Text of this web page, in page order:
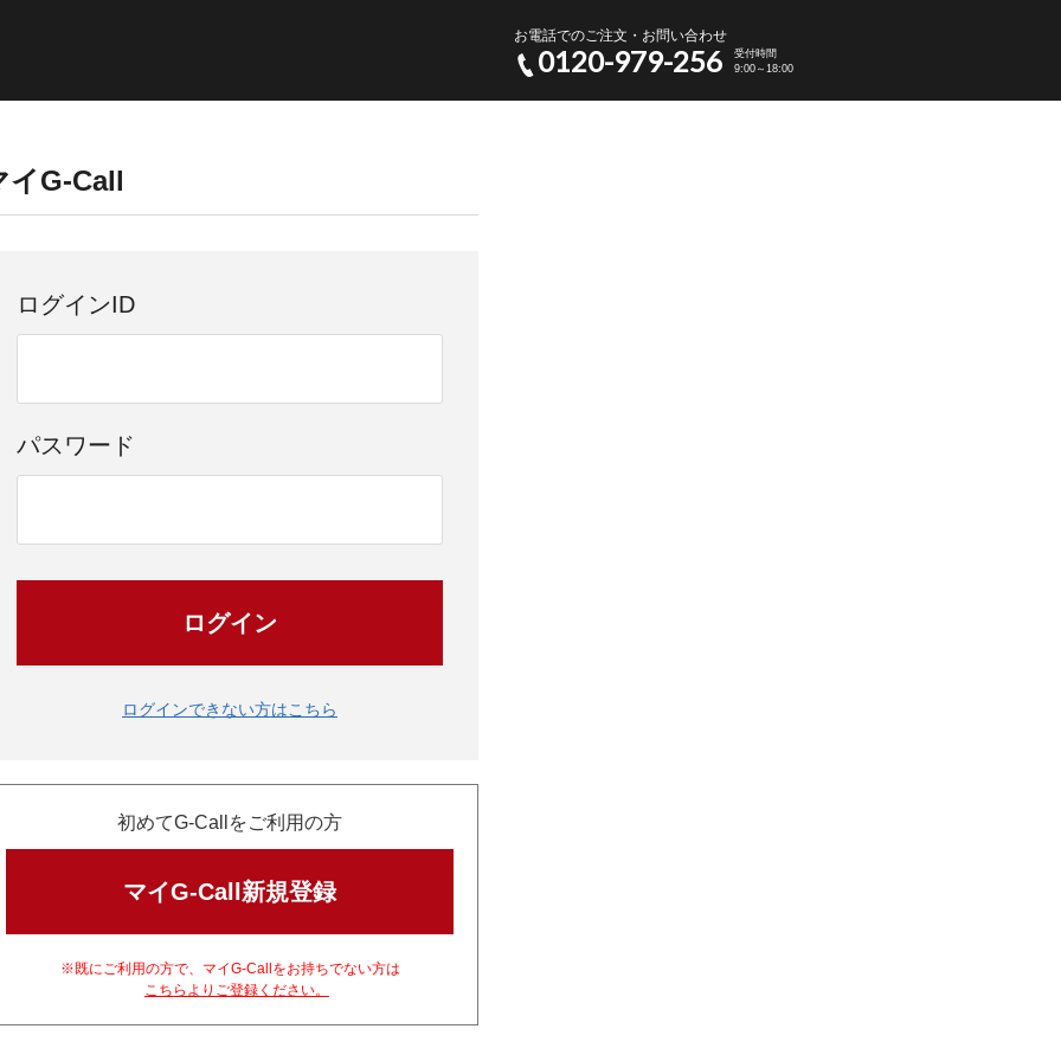
お電話でのご注文・お問い合わせ
0120-979-256
受付時間
9:00～18:00
イG-Call
ログインID
パスワード
ログイン
ログインできない方はこちら
初めてG-Callをご利用の方
マイG-Call新規登録
※既にご利用の方で、マイG-Callをお持ちでない方は
こちらよりご登録ください。